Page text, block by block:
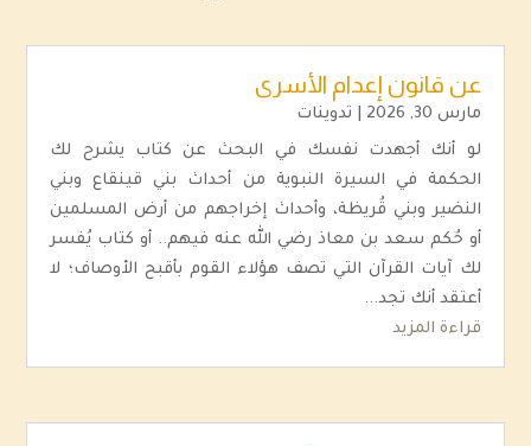
عن قانون إعدام الأسرى
مارس 30, 2026 تدوينات
لو أنك أجهدت نفسك في البحث عن كتاب يشرح لك
الحكمة في السيرة النبوية من أحداث بني قينقاع وبني
النضير وبني قُريظة، وأحداث إخراجهم من أرض المسلمين
أو حُكم سعد بن معاذ رضي الله عنه فيهم.. أو كتاب يُفسر
لك آيات القرآن التي تصف هؤلاء القوم بأقبح الأوصاف؛ لا
أعتقد أنك تجد...
قراءة المزيد